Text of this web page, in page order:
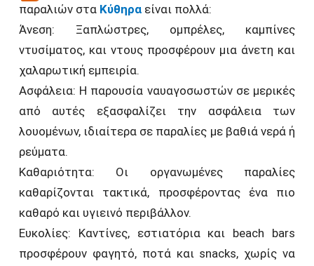
παραλιών στα Κύθηρα είναι πολλά:
Άνεση: Ξαπλώστρες, ομπρέλες, καμπίνες
ντυσίματος, και ντους προσφέρουν μια άνετη και
χαλαρωτική εμπειρία.
Ασφάλεια: Η παρουσία ναυαγοσωστών σε μερικές
από αυτές εξασφαλίζει την ασφάλεια των
λουομένων, ιδιαίτερα σε παραλίες με βαθιά νερά ή
ρεύματα.
Καθαριότητα: Οι οργανωμένες παραλίες
καθαρίζονται τακτικά, προσφέροντας ένα πιο
καθαρό και υγιεινό περιβάλλον.
Ευκολίες: Καντίνες, εστιατόρια και beach bars
προσφέρουν φαγητό, ποτά και snacks, χωρίς να